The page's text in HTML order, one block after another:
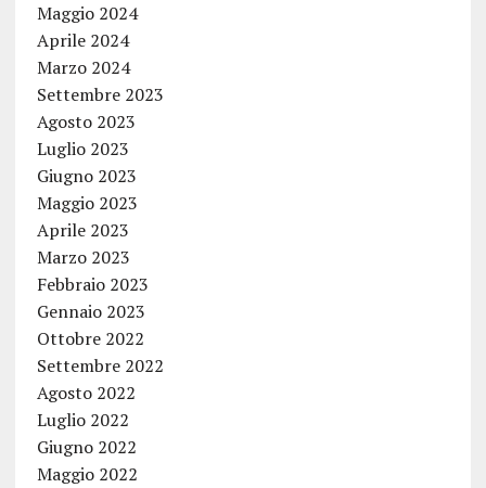
Maggio 2024
Aprile 2024
Marzo 2024
Settembre 2023
Agosto 2023
Luglio 2023
Giugno 2023
Maggio 2023
Aprile 2023
Marzo 2023
Febbraio 2023
Gennaio 2023
Ottobre 2022
Settembre 2022
Agosto 2022
Luglio 2022
Giugno 2022
Maggio 2022